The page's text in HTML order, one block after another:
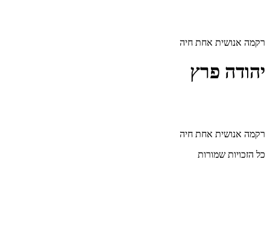
רקמה אנושית אחת חיה
יהודה פרץ
רקמה אנושית אחת חיה
כל הזכויות שמורות